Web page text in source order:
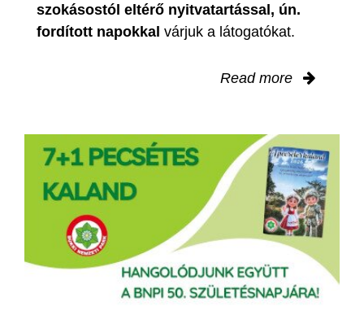
szokásostól eltérő nyitvatartással, ún.
fordított napokkal várjuk a látogatókat.
Read more